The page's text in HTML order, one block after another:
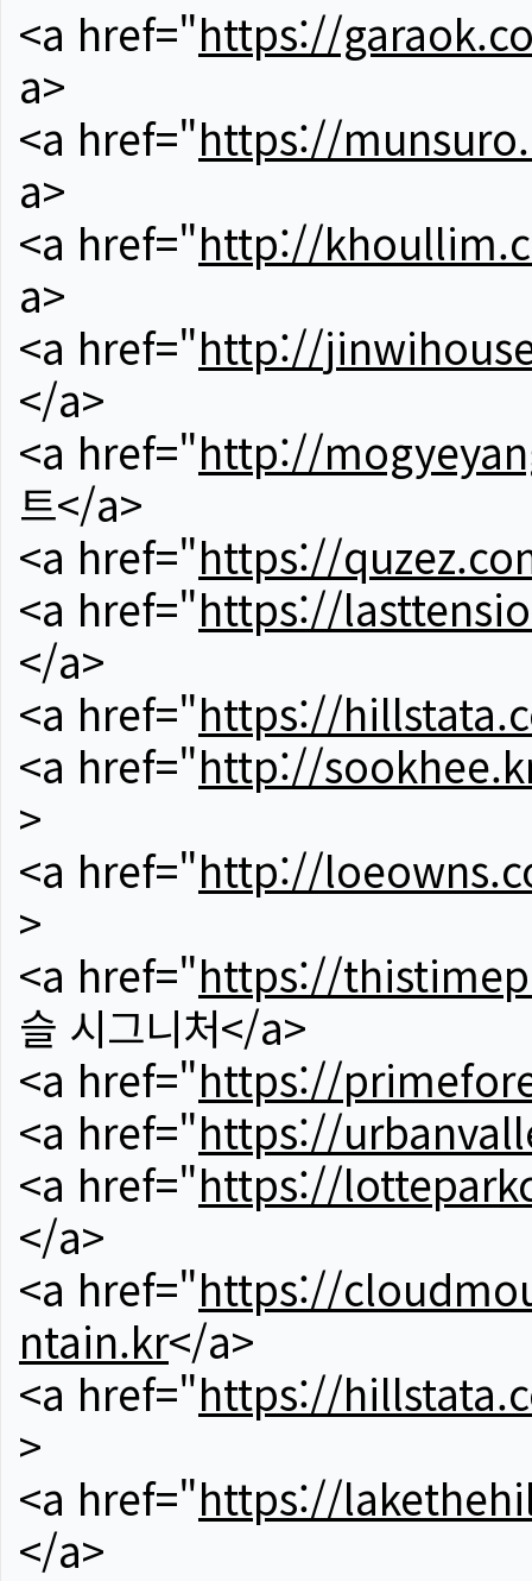
<a href="https://
a>
<a href="https://
a>
<a href="http://
a>
<a href="http://
</a>
<a href="http://
트</a>
<a href="https://
<a href="https://
</a>
<a href="https://
<a href="http://
>
<a href="http://
>
<a href="https://
슬 시그니처</a>
<a href="https://
<a href="https://
<a href="https://
</a>
<a href="https://
ntain.kr</a>
<a href="https://
>
<a href="https://
</a>